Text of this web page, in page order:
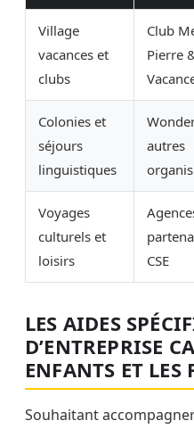
Village
vacances et
clubs
Club
Pierre
Colonies et
séjours
linguistiques
autres
Voyages
culturels et
loisirs
CSE
LES AIDES
D’ENTREPRISE
ENFANTS ET LES
Souhaitant